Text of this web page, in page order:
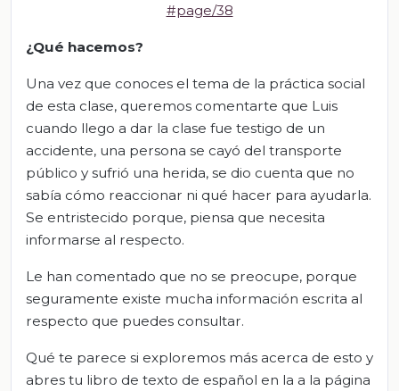
#page/38
¿Qué hacemos?
Una vez que conoces el tema de la práctica social
de esta clase, queremos comentarte que Luis
cuando llego a dar la clase fue testigo de un
accidente, una persona se cayó del transporte
público y sufrió una herida, se dio cuenta que no
sabía cómo reaccionar ni qué hacer para ayudarla.
Se entristecido porque, piensa que necesita
informarse al respecto.
Le han comentado que no se preocupe, porque
seguramente existe mucha información escrita al
respecto que puedes consultar.
Qué te parece si exploremos más acerca de esto y
abres tu libro de texto de español en la a la página